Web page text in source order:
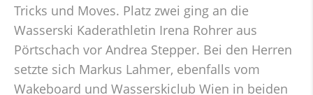
Tricks und Moves. Platz zwei ging an die
Wasserski Kaderathletin Irena Rohrer aus
Pörtschach vor Andrea Stepper. Bei den Herren
setzte sich Markus Lahmer, ebenfalls vom
Wakeboard und Wasserskiclub Wien in beiden